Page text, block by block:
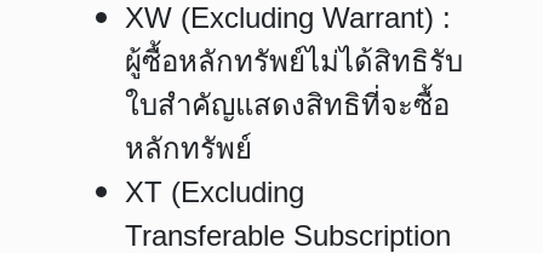
XW (Excluding Warrant) :
ผู้ซื้อหลักทรัพย์ไม่ได้สิทธิรับ
ใบสำคัญแสดงสิทธิที่จะซื้อ
หลักทรัพย์
XT (Excluding
Transferable Subscription